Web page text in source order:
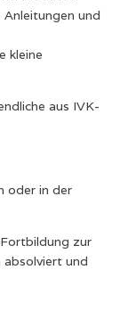
und
kleine
aus IVK-
oder in der
zur
und